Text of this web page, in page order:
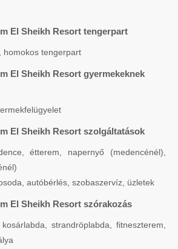
El Sheikh Resort tengerpart
homokos tengerpart
El Sheikh Resort gyermekeknek
El Sheikh Resort szolgáltatások
étterem, napernyő (medencénél),
autóbérlés, szobaszervíz, üzletek
El Sheikh Resort szórakozás
strandröplabda, fitneszterem,